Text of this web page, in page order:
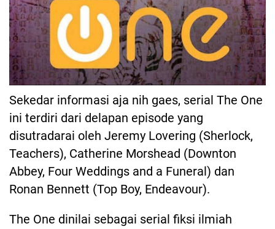
Sekedar informasi aja nih gaes, serial The One
ini terdiri dari delapan episode yang
disutradarai oleh Jeremy Lovering (Sherlock,
Teachers), Catherine Morshead (Downton
Abbey, Four Weddings and a Funeral) dan
Ronan Bennett (Top Boy, Endeavour).
The One dinilai sebagai serial fiksi ilmiah